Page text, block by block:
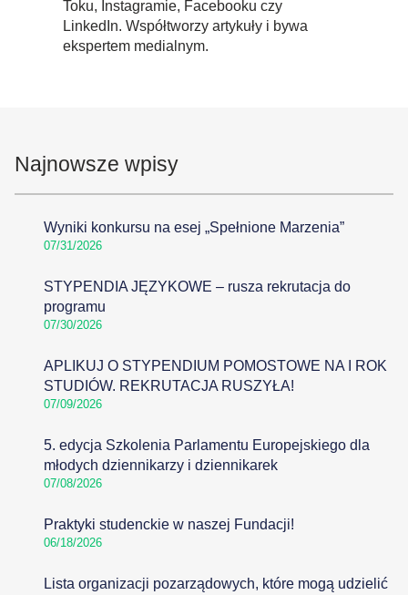
Toku, Instagramie, Facebooku czy
LinkedIn. Współtworzy artykuły i bywa
ekspertem medialnym.
Najnowsze wpisy
Wyniki konkursu na esej „Spełnione Marzenia”
07/31/2026
STYPENDIA JĘZYKOWE – rusza rekrutacja do
programu
07/30/2026
APLIKUJ O STYPENDIUM POMOSTOWE NA I ROK
STUDIÓW. REKRUTACJA RUSZYŁA!
07/09/2026
5. edycja Szkolenia Parlamentu Europejskiego dla
młodych dziennikarzy i dziennikarek
07/08/2026
Praktyki studenckie w naszej Fundacji!
06/18/2026
Lista organizacji pozarządowych, które mogą udzielić